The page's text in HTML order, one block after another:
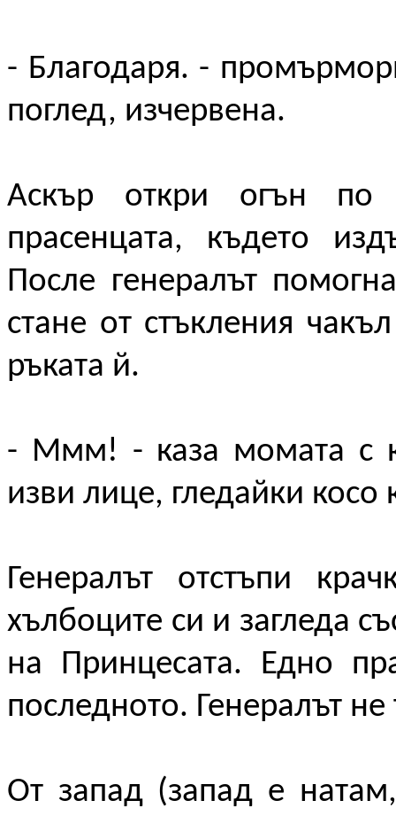
- Благодаря. -
поглед, изчервена.
Аскър откри огън по
прасенцата, където
После генералът
стане от стъкления
ръката й.
- Ммм! - каза момата с
изви лице, гледайки
Генералът отстъпи
хълбоците си и загледа
на Принцесата. Едно
последното. Генералът
От запад (запад е